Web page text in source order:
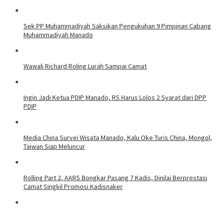
Sek PP Muhammadiyah Saksikan Pengukuhan 9 Pimpinan Cabang
Muhammadiyah Manado
Wawali Richard Roling Lurah Sampai Camat
Ingin Jadi Ketua PDIP Manado, RS Harus Lolos 2 Syarat dari DPP
PDIP
Media China Survei Wisata Manado, Kalu Oke Turis China, Mongol,
Taiwan Siap Meluncur
Rolling Part 2, AARS Bongkar Pasang 7 Kadis, Dinilai Berprestasi
Camat Singkil Promosi Kadisnaker